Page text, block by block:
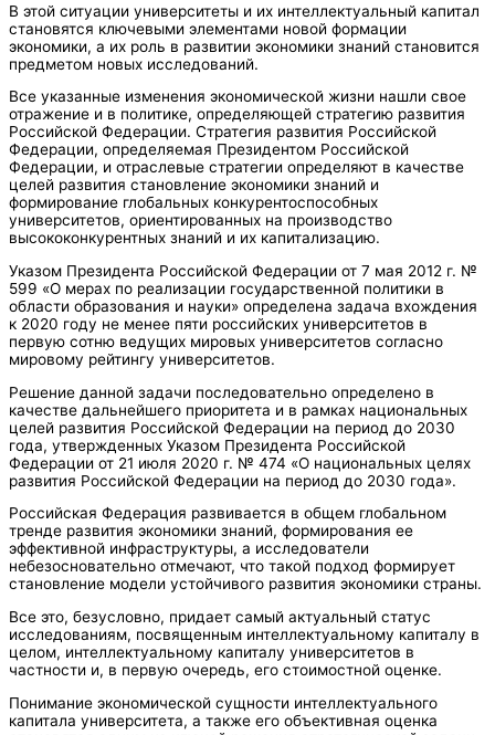
В этой ситуации университеты и их интеллектуальный капитал
становятся ключевыми элементами новой формации
экономики, а их роль в развитии экономики знаний становится
предметом новых исследований.
Все указанные изменения экономической жизни нашли свое
отражение и в политике, определяющей стратегию развития
Российской Федерации. Стратегия развития Российской
Федерации, определяемая Президентом Российской
Федерации, и отраслевые стратегии определяют в качестве
целей развития становление экономики знаний и
формирование глобальных конкурентоспособных
университетов, ориентированных на производство
высококонкурентных знаний и их капитализацию.
Указом Президента Российской Федерации от 7 мая 2012 г. №
599 «О мерах по реализации государственной политики в
области образования и науки» определена задача вхождения
к 2020 году не менее пяти российских университетов в
первую сотню ведущих мировых университетов согласно
мировому рейтингу университетов.
Решение данной задачи последовательно определено в
качестве дальнейшего приоритета и в рамках национальных
целей развития Российской Федерации на период до 2030
года, утвержденных Указом Президента Российской
Федерации от 21 июля 2020 г. № 474 «О национальных целях
развития Российской Федерации на период до 2030 года».
Российская Федерация развивается в общем глобальном
тренде развития экономики знаний, формирования ее
эффективной инфраструктуры, а исследователи
небезосновательно отмечают, что такой подход формирует
становление модели устойчивого развития экономики страны.
Все это, безусловно, придает самый актуальный статус
исследованиям, посвященным интеллектуальному капиталу в
целом, интеллектуальному капиталу университетов в
частности и, в первую очередь, его стоимостной оценке.
Понимание экономической сущности интеллектуального
капитала университета, а также его объективная оценка